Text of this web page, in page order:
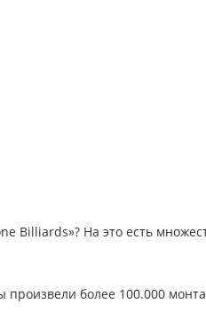
Billiards»? На это есть
более 100.000